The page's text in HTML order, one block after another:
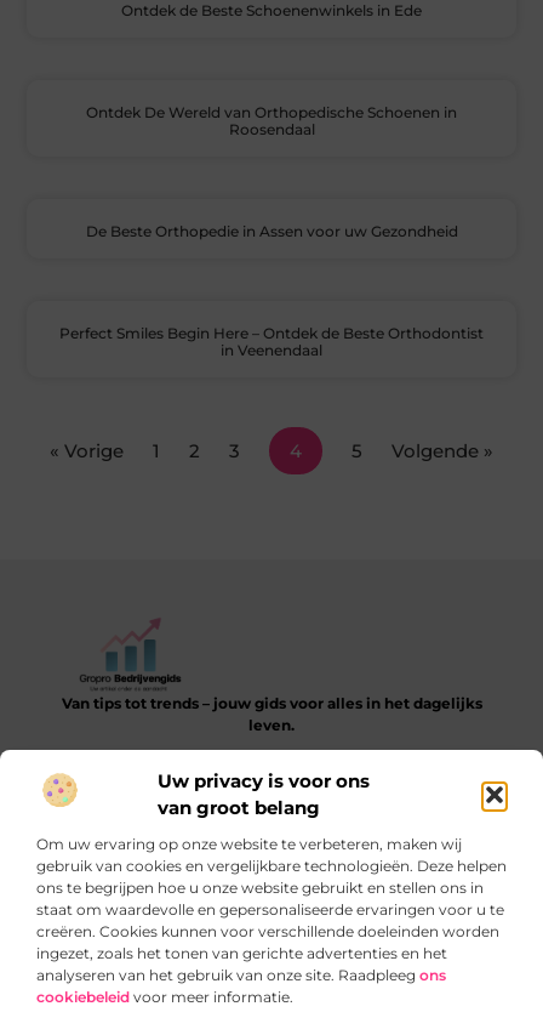
Uw privacy is voor ons
van groot belang
Om uw ervaring op onze website te verbeteren, maken wij
gebruik van cookies en vergelijkbare technologieën. Deze helpen
ons te begrijpen hoe u onze website gebruikt en stellen ons in
staat om waardevolle en gepersonaliseerde ervaringen voor u te
creëren. Cookies kunnen voor verschillende doeleinden worden
ingezet, zoals het tonen van gerichte advertenties en het
analyseren van het gebruik van onze site. Raadpleeg ons
cookiebeleid voor meer informatie.
Ontdek de Beste Schoenenwinkels in Ede
Ontdek De Wereld van Orthopedische Schoenen in
Roosendaal
De Beste Orthopedie in Assen voor uw Gezondheid
Perfect Smiles Begin Here – Ontdek de Beste Orthodontist
in Veenendaal
« Vorige 1 2 3 4 5 Volgende »
Van tips tot trends – jouw gids voor alles in het dagelijks
leven.
helpen bij het ontdekken, leren en verbeteren van je dagelijkse
routine.
Bericht categorie
Onze informatie